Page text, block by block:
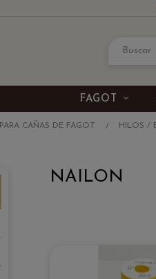
FAGOT
PARA CAÑAS DE FAGOT HILOS /
NAILON